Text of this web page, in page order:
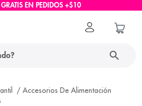
EN PEDIDOS +$10
Accesorios De Alimentación